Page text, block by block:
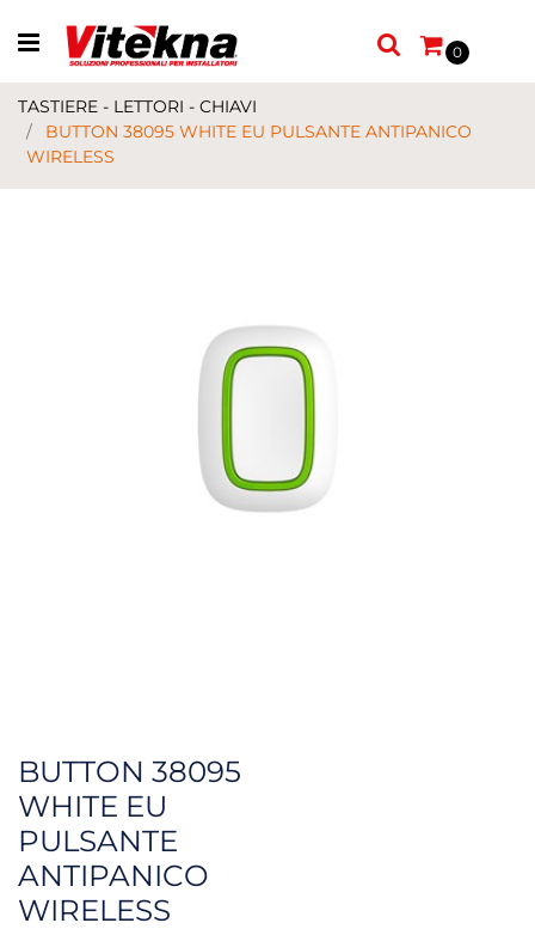
Open menu
0
TASTIERE - LETTORI - CHIAVI
BUTTON 38095 WHITE EU PULSANTE ANTIPANICO
WIRELESS
BUTTON 38095
WHITE EU
PULSANTE
ANTIPANICO
WIRELESS